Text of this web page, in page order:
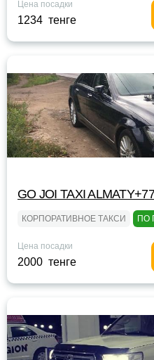
Цена посадки
1234 тенге
GO JOI TAXI
КОРПОРАТИВНОЕ ТАКСИ ПО
Цена посадки
2000 тенге